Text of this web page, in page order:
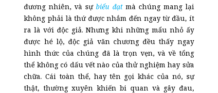
đương nhiên, và sựbiểu đạtmà chúng mang lại
không phải là thứ được nhắm đến ngay từ đầu, ít
ra là với độc giả. Nhưng khi những mẩu nhỏ ấy
được hé lộ, độc giả văn chương đều thấy ngay
hình thức của chúng đã là trọn vẹn, và về tổng
thể không có dấu vết nào của thử nghiệm hay sửa
chữa. Cái toàn thể, hay tên gọi khác của nó, sự
thật, thường xuyên khiến bi quan và gây đau,